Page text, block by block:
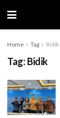
Home Tag Bidik
Tag: Bidik